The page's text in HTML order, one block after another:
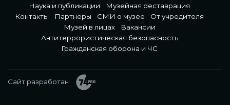
Наука и публикации
Музейная реставрация
Контакты
Партнеры СМИ о музее
От учредителя
Музей в лицах
Вакансии
Антитеррористическая безопасность
Гражданская оборона и ЧС
Сайт разработан